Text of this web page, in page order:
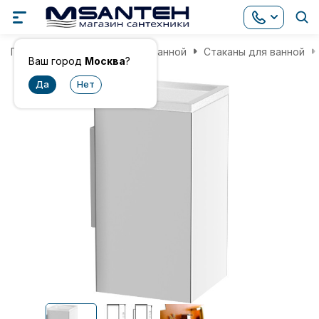
Ваш город Москва?
Главная Аксессуары для ванной Стаканы для ванной